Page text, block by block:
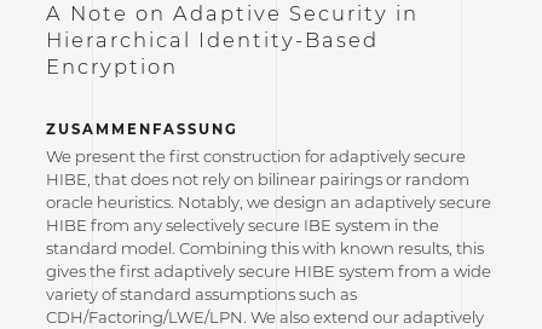
A Note on Adaptive Security in
Hierarchical Identity-Based
Encryption
ZUSAMMENFASSUNG
We present the first construction for adaptively secure
HIBE, that does not rely on bilinear pairings or random
oracle heuristics. Notably, we design an adaptively secure
HIBE from any selectively secure IBE system in the
standard model. Combining this with known results, this
gives the first adaptively secure HIBE system from a wide
variety of standard assumptions such as
CDH/Factoring/LWE/LPN. We also extend our adaptively